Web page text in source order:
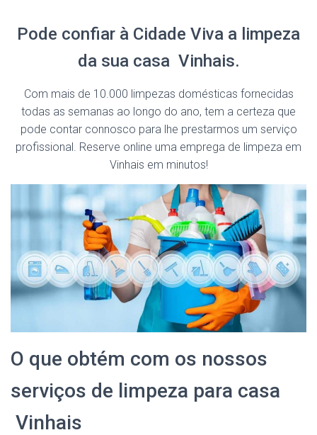
Pode confiar à Cidade Viva a limpeza
da sua casa Vinhais.
Com mais de 10.000 limpezas domésticas fornecidas
todas as semanas ao longo do ano, tem a certeza que
pode contar connosco para lhe prestarmos um serviço
profissional. Reserve online uma emprega de limpeza em
Vinhais em minutos!
O que obtém com os nossos
serviços de limpeza para casa
Vinhais